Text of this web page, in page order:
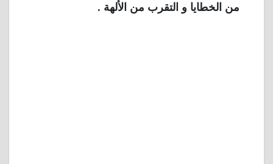
من الخطايا و التقرب من الألهة .